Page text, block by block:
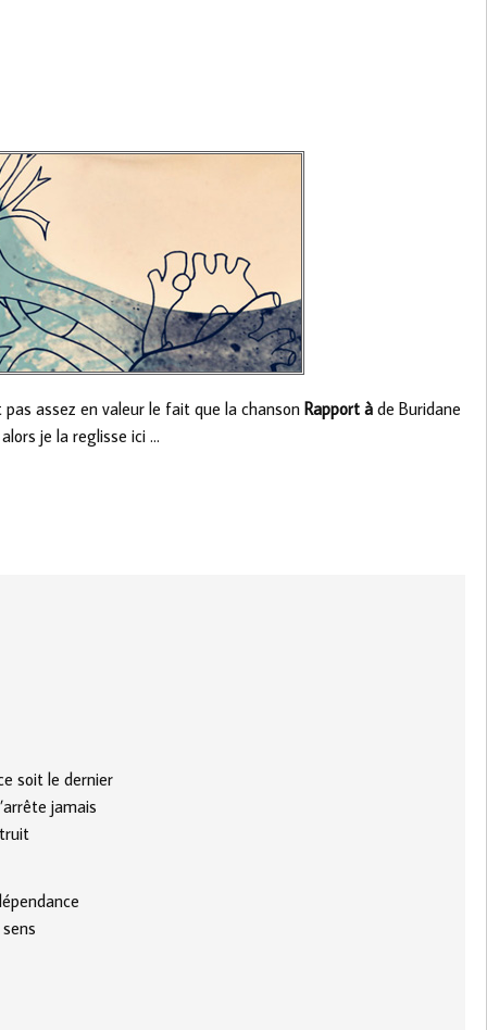
assez en valeur le fait que la chanson Rapport àde Buridane
je la reglisse ici …
soit le dernier
jamais